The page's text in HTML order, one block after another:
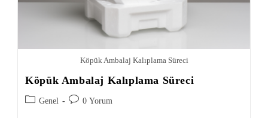
Köpük Ambalaj Kalıplama Süreci
Köpük Ambalaj Kalıplama Süreci
Genel 0 Yorum